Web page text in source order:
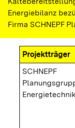
Energiebilanz
Firma SCHNEPF
Projektträger
SCHNEPF
Energietechnik